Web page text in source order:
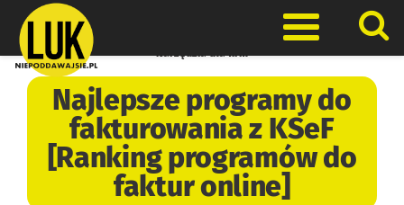
content
Otwórz
Narzędzia dla firm
Najlepsze programy do
fakturowania z KSeF
[Ranking programów do
faktur online]